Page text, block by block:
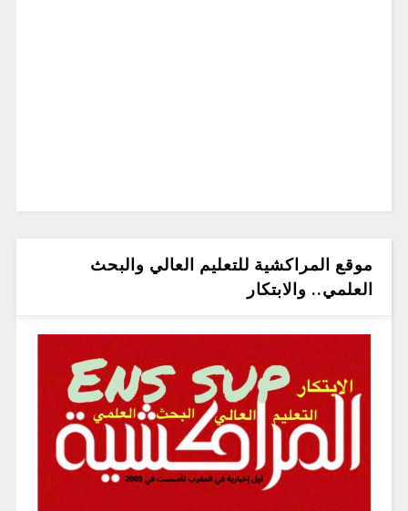
موقع المراكشية للتعليم العالي والبحث
العلمي.. والابتكار